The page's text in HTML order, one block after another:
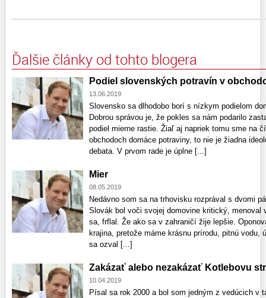
Ďalšie články od tohto blogera
Podiel slovenských potravín v
13.06.2019
Slovensko sa dlhodobo borí s nízkym podielom
Dobrou správou je, že pokles sa nám podarilo
podiel mierne rastie. Žiaľ aj napriek tomu sme na
obchodoch domáce potraviny, to nie je žiadna
debata. V prvom rade je úplne [...]
Mier
08.05.2019
Nedávno som sa na trhovisku rozprával s dvomi
Slovák bol voči svojej domovine kritický, menoval
sa, frflal. Že ako sa v zahraničí žije lepšie.
krajina, pretože máme krásnu prírodu, pitnú vodu,
sa ozval [...]
Zakázať alebo nezakázať Kotlebovu
10.04.2019
Písal sa rok 2000 a bol som jedným z vedúcich v